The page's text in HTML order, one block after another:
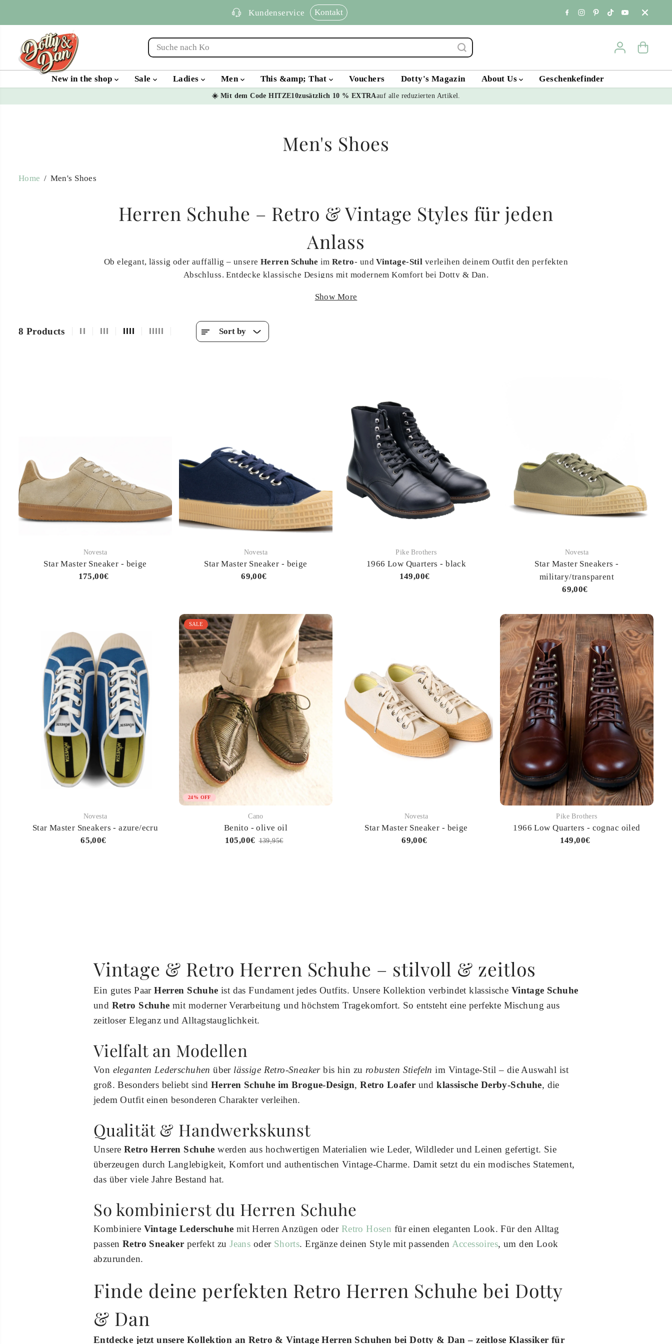
Kundenservice Kontakt Standort &
New in the shop Sale Ladies Men This &amp; That Vouchers Dotty's Magazin About Us Geschenkefinder
☀️ Mit dem Code HITZE10zusätzlich 10 % EXTRAauf alle reduzierten Artikel.
Men's Shoes
Home Men's Shoes
Herren Schuhe – Retro & Vintage Styles für jeden
Anlass
Ob elegant, lässig oder auffällig – unsere Herren Schuhe im Retro- undVintage-Stil verleihen deinem Outfit den perfekten
Abschluss. Entdecke klassische Designs mit modernem Komfort bei Dotty & Dan.
Show More
8 Products Sort by
Novesta
Star Master Sneaker - beige
175,00€
Novesta
Star Master Sneaker - beige
69,00€
Pike Brothers
1966 Low Quarters - black
149,00€
Novesta
Star Master Sneakers -
military/transparent
69,00€
Novesta
Star Master Sneakers - azure/ecru
65,00€
24% OFF
SALE
Cano
Benito - olive oil
105,00€ 139,95€
Novesta
Star Master Sneaker - beige
69,00€
Pike Brothers
1966 Low Quarters - cognac oiled
149,00€
Vintage & Retro Herren Schuhe – stilvoll & zeitlos
Ein gutes PaarHerren Schuhe ist das Fundament jedes Outfits. Unsere Kollektion verbindet klassische Vintage Schuhe
und Retro Schuhe mit moderner Verarbeitung und höchstem Tragekomfort. So entsteht eine perfekte Mischung aus
zeitloser Eleganz und Alltagstauglichkeit.
Vielfalt an Modellen
Von eleganten Lederschuhen über lässige Retro-Sneakerbis hin zu robusten Stiefeln im Vintage-Stil – die Auswahl ist
groß. Besonders beliebt sind Herren Schuhe im Brogue-Design,Retro Loafer undklassische Derby-Schuhe, die
jedem Outfit einen besonderen Charakter verleihen.
Qualität & Handwerkskunst
Unsere Retro Herren Schuhe werden aus hochwertigen Materialien wie Leder, Wildleder und Leinen gefertigt. Sie
überzeugen durch Langlebigkeit, Komfort und authentischen Vintage-Charme. Damit setzt du ein modisches Statement,
das über viele Jahre Bestand hat.
So kombinierst du Herren Schuhe
Kombiniere Vintage Lederschuhe mit Herren Anzügen oder Retro Hosen für einen eleganten Look. Für den Alltag
passen Retro Sneaker perfekt zuJeans oder Shorts. Ergänze deinen Style mit passenden Accessoires, um den Look
abzurunden.
Finde deine perfekten Retro Herren Schuhe bei Dotty
& Dan
Entdecke jetzt unsere Kollektion an Retro & Vintage Herren Schuhen bei Dotty & Dan – zeitlose Klassiker für